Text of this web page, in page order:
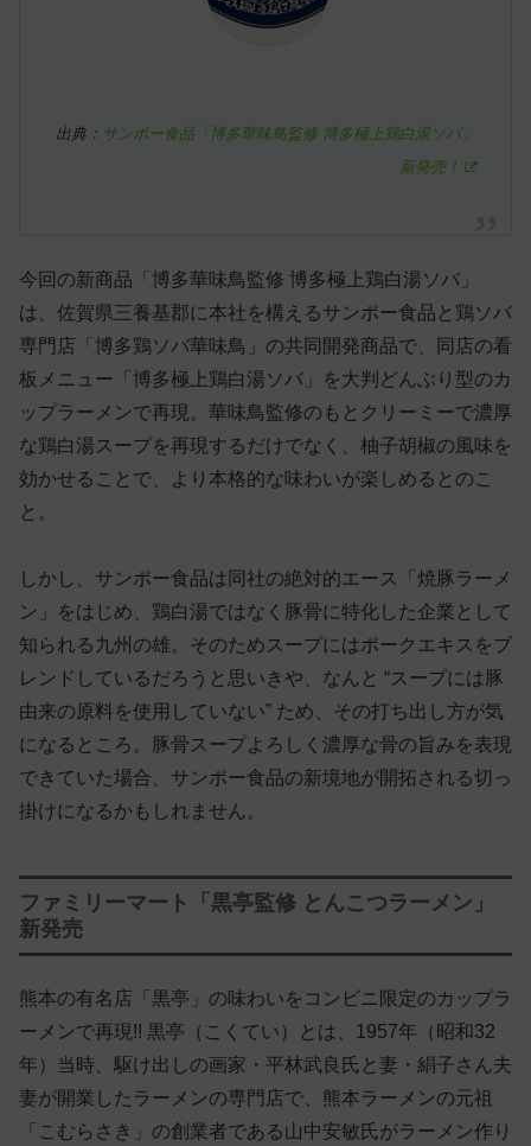
出典： サンポー食品「博多華味鳥監修 博多極上鶏白湯ソバ」
新発売！
今回の新商品「博多華味鳥監修 博多極上鶏白湯ソバ」
は、佐賀県三養基郡に本社を構えるサンポー食品と鶏ソバ
専門店「博多鶏ソバ華味鳥」の共同開発商品で、同店の看
板メニュー「博多極上鶏白湯ソバ」を大判どんぶり型のカ
ップラーメンで再現。華味鳥監修のもとクリーミーで濃厚
な鶏白湯スープを再現するだけでなく、柚子胡椒の風味を
効かせることで、より本格的な味わいが楽しめるとのこ
と。
しかし、サンポー食品は同社の絶対的エース「焼豚ラーメ
ン」をはじめ、鶏白湯ではなく豚骨に特化した企業として
知られる九州の雄。そのためスープにはポークエキスをブ
レンドしているだろうと思いきや、なんと “スープには豚
由来の原料を使用していない” ため、その打ち出し方が気
になるところ。豚骨スープよろしく濃厚な骨の旨みを表現
できていた場合、サンポー食品の新境地が開拓される切っ
掛けになるかもしれません。
ファミリーマート「黒亭監修 とんこつラーメン」
新発売
熊本の有名店「黒亭」の味わいをコンビニ限定のカップラ
ーメンで再現!! 黒亭（こくてい）とは、1957年（昭和32
年）当時、駆け出しの画家・平林武良氏と妻・絹子さん夫
妻が開業したラーメンの専門店で、熊本ラーメンの元祖
「こむらさき」の創業者である山中安敏氏がラーメン作り